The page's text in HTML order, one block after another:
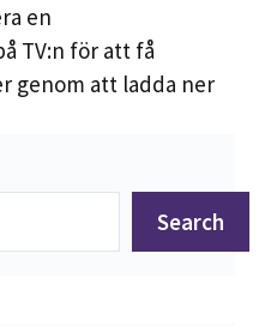
en
TV:n för att få
genom att ladda ner
Search